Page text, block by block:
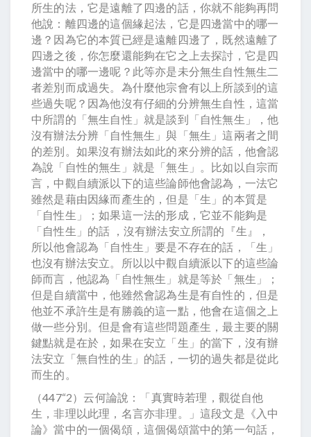
所生的法，它是遠離了四邊的話，你就不能夠再問
他說：離四邊的這個緣起法，它是四邊當中的哪一
邊？因為它的本質已經是遠離四邊了，既然遠離了
四邊之後，你怎麼還能夠在它之上去探討，它是四
邊當中的哪一邊呢？此等亦是未分無生自性無生二
者差別而成過失。為什麼他宗會有以上所談到的這
些過失呢？因為他沒有仔細的分辨無生自性，這當
中所謂的「無生自性」就是談到「自性無生」，他
沒有辦法分辨「自性無生」與「無生」這兩者之間
的差別。如果沒有辦法如此的來分辨的話，他會認
為說「自性的無生」就是「無生」。比如以自宗而
言，中觀自續派以下的這些論師他會認為，一法它
雖然是藉由因緣而產生的，但是「生」的本質是
「自性生」；如果這一法的形成，它並不能夠是
「自性生」的話 ，沒有辦法安立所謂的『生』，
所以他會認為「自性生」要是不存在的話，「生」
也沒有辦法安立。所以以中觀自續派以下的這些論
師而言，他認為「自性無生」就是等於「無生」；
但是自續當中，他雖然會認為生是有自性的，但是
他並不承許生是有勝義的這一點，他會在這個之上
做一些分別。但是會有這些問題產生，最主要的關
鍵點就是在於，如果在安立「生」的當下，沒有辦
法安立「無自性的生」的話，一切的過失都是從此
而生的。
（447“2）云何論說：「真實時若理，觀從自他
生，非理以此理，名言亦非理。」這段文是《入中
論》當中的一個偈頌，這個偈頌當中的第一句話，